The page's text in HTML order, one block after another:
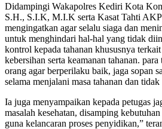
Didampingi Wakapolres Kediri Kota
S.H., S.I.K, M.I.K serta Kasat Tahti
mengingatkan agar selalu siaga dan
untuk menghindari hal-hal yang tidak
kontrol kepada tahanan khususnya
kebersihan serta keamanan tahanan.
orang agar berperilaku baik, jaga sopan
selama menjalani masa tahanan dan
Ia juga menyampaikan kepada petugas
masalah kesehatan, disamping
guna kelancaran proses penyidikan,”